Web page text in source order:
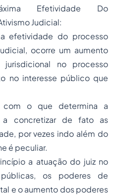
Efetividade Do
Judicial:
efetividade do processo
ocorre um aumento
no processo
no interesse público que
o que determina a
a concretizar de fato as
por vezes indo além do
é peculiar.
a atuação do juiz no
os poderes de
e o aumento dos poderes